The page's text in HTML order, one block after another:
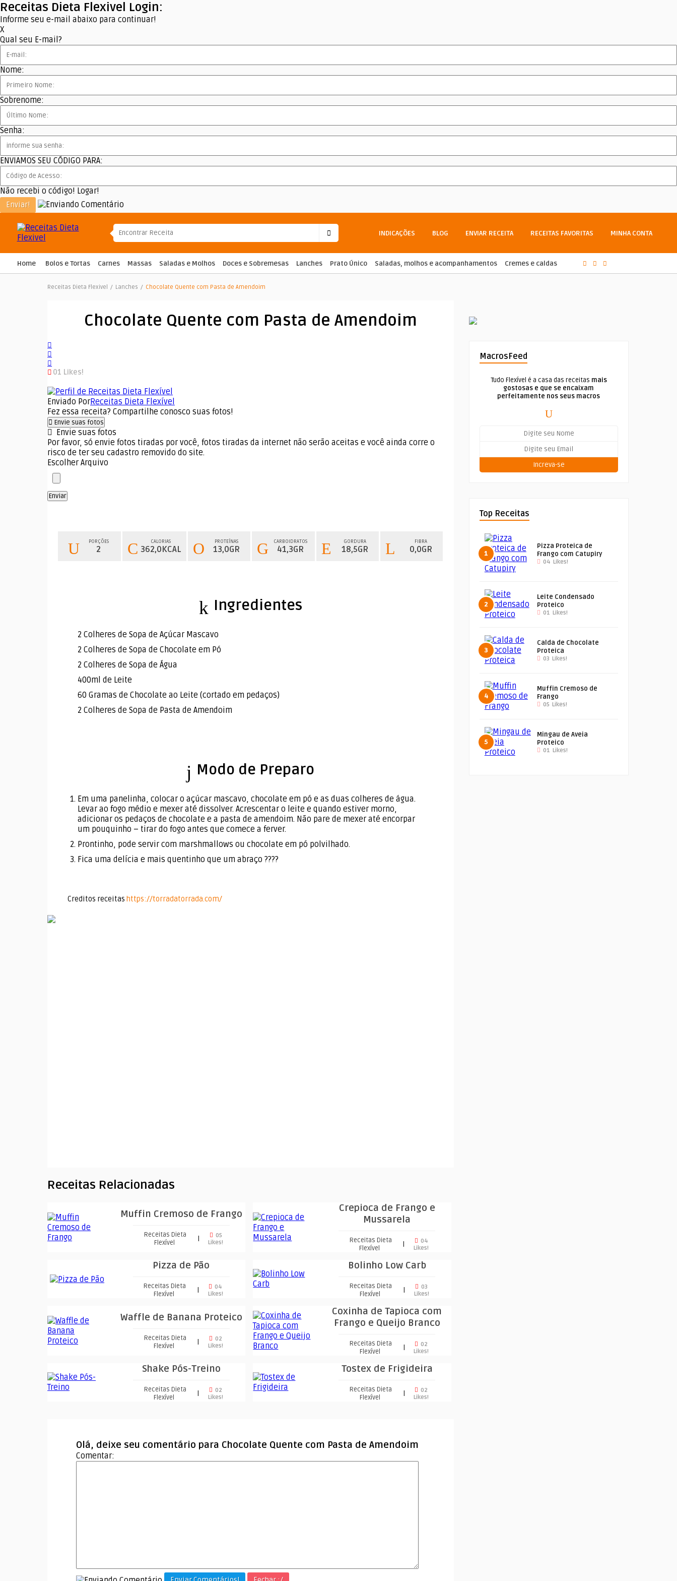
Receitas Dieta Flexivel Login:
Informe seu e-mail abaixo para continuar!
X
Qual seu E-mail?
Nome:
Sobrenome:
Senha:
ENVIAMOS SEU CÓDIGO PARA:
Não recebi o código! Logar!
Enviar!
INDICAÇÕES BLOG ENVIAR RECEITA RECEITAS FAVORITAS MINHA CONTA
Home Bolos e Tortas Carnes Massas Saladas e Molhos Doces e Sobremesas Lanches Prato Único Saladas, molhos e acompanhamentos Cremes e caldas
Receitas Dieta Flexivel / Lanches / Chocolate Quente com Pasta de Amendoim
Chocolate Quente com Pasta de Amendoim
01 Likes!
Enviado PorReceitas Dieta Flexível
Fez essa receita? Compartilhe conosco suas fotos!
Envie suas fotos
Envie suas fotos
Por favor, só envie fotos tiradas por você, fotos tiradas da internet não serão aceitas e você ainda corre o
risco de ter seu cadastro removido do site.
Escolher Arquivo
Enviar
PORÇÕES
2
CALORIAS
362,0KCAL
PROTEÍNAS
13,0GR
CARBOIDRATOS
41,3GR
GORDURA
18,5GR
FIBRA
0,0GR
Ingredientes
2 Colheres de Sopa de Açúcar Mascavo
2 Colheres de Sopa de Chocolate em Pó
2 Colheres de Sopa de Água
400ml de Leite
60 Gramas de Chocolate ao Leite (cortado em pedaços)
2 Colheres de Sopa de Pasta de Amendoim
Modo de Preparo
Em uma panelinha, colocar o açúcar mascavo, chocolate em pó e as duas colheres de água.
Levar ao fogo médio e mexer até dissolver. Acrescentar o leite e quando estiver morno,
adicionar os pedaços de chocolate e a pasta de amendoim. Não pare de mexer até encorpar
um pouquinho – tirar do fogo antes que comece a ferver.
Prontinho, pode servir com marshmallows ou chocolate em pó polvilhado.
Fica uma delícia e mais quentinho que um abraço ????
Creditos receitas https://torradatorrada.com/
Receitas Relacionadas
Muffin Cremoso de Frango
Receitas Dieta
Flexível
05
Likes!
Crepioca de Frango e
Mussarela
Receitas Dieta
Flexível
04
Likes!
Pizza de Pão
Receitas Dieta
Flexível
04
Likes!
Bolinho Low Carb
Receitas Dieta
Flexível
03
Likes!
Waffle de Banana Proteico
Receitas Dieta
Flexível
02
Likes!
Coxinha de Tapioca com
Frango e Queijo Branco
Receitas Dieta
Flexível
02
Likes!
Shake Pós-Treino
Receitas Dieta
Flexível
02
Likes!
Tostex de Frigideira
Receitas Dieta
Flexível
02
Likes!
Olá, deixe seu comentário para Chocolate Quente com Pasta de Amendoim
Comentar:
MacrosFeed
Tudo Flexível é a casa das receitas mais
gostosas e que se encaixam
perfeitamente nos seus macros
Increva-se
Top Receitas
1
Pizza Proteica de
Frango com Catupiry
04 Likes!
2
Leite Condensado
Proteico
01 Likes!
3
Calda de Chocolate
Proteica
03 Likes!
4
Muffin Cremoso de
Frango
05 Likes!
5
Mingau de Aveia
Proteico
01 Likes!